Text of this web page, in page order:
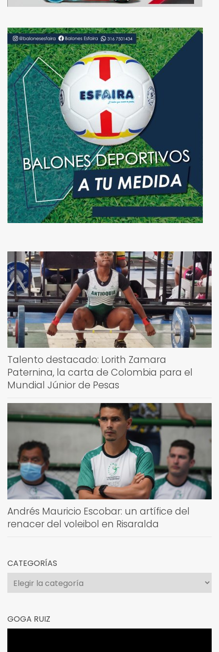
Talento destacado: Lorith Zamara
Paternina, la carta de Colombia para el
Mundial Júnior de Pesas
Andrés Mauricio Escobar: un artífice del
renacer del voleibol en Risaralda
CATEGORÍAS
Categorías
GOGA RUIZ